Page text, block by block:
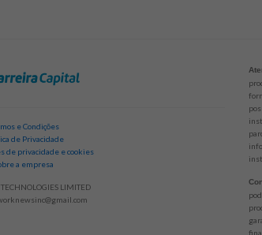
e Condições
de Privacidade
de privacidade e cookies
a empresa
LIMITED